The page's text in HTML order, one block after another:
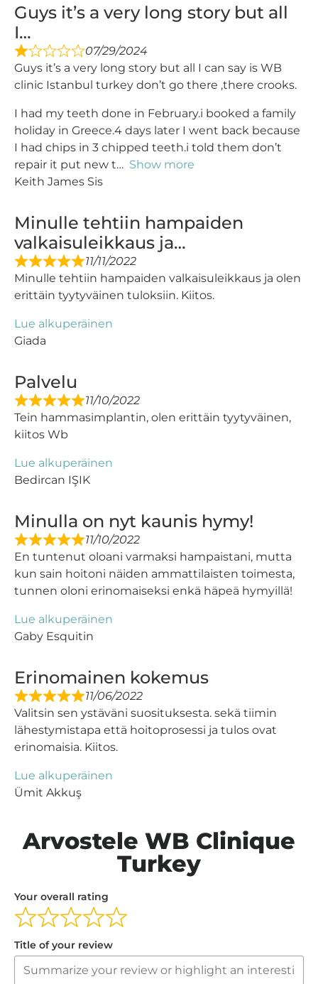
Guys it’s a very long story but all
I…
07/29/2024
Guys it’s a very long story but all I can say is WB
clinic Istanbul turkey don’t go there ,there crooks.
I had my teeth done in February.i booked a family
holiday in Greece.4 days later I went back because
I had chips in 3 chipped teeth.i told them don’t
repair it put new t
Show more
Keith James Sis
Minulle tehtiin hampaiden
valkaisuleikkaus ja…
11/11/2022
Minulle tehtiin hampaiden valkaisuleikkaus ja olen
erittäin tyytyväinen tuloksiin. Kiitos.
Lue alkuperäinen
Giada
Palvelu
11/10/2022
Tein hammasimplantin, olen erittäin tyytyväinen,
kiitos Wb
Lue alkuperäinen
Bedircan IŞIK
Minulla on nyt kaunis hymy!
11/10/2022
En tuntenut oloani varmaksi hampaistani, mutta
kun sain hoitoni näiden ammattilaisten toimesta,
tunnen oloni erinomaiseksi enkä häpeä hymyillä!
Lue alkuperäinen
Gaby Esquitin
Erinomainen kokemus
11/06/2022
Valitsin sen ystäväni suosituksesta. sekä tiimin
lähestymistapa että hoitoprosessi ja tulos ovat
erinomaisia. Kiitos.
Lue alkuperäinen
Ümit Akkuş
Arvostele WB Clinique
Turkey
Your overall rating
Title of your review